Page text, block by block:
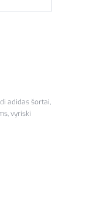
adidas šortai,
,vyriski